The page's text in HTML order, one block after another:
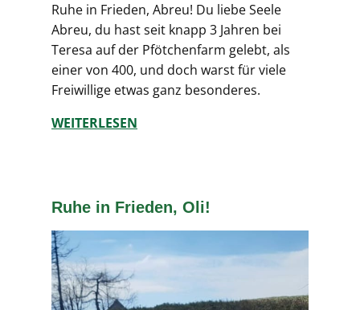
Ruhe in Frieden, Abreu! Du liebe Seele
Abreu, du hast seit knapp 3 Jahren bei
Teresa auf der Pfötchenfarm gelebt, als
einer von 400, und doch warst für viele
Freiwillige etwas ganz besonderes.
WEITERLESEN
Ruhe in Frieden, Oli!